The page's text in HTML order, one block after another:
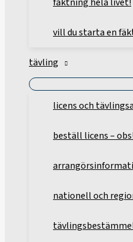
vill du starta en
tävling
licens och
beställ licens –
nationell och